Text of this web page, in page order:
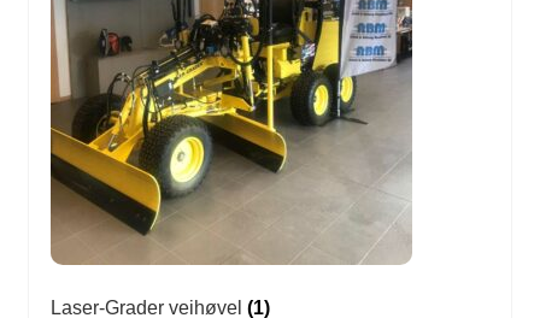
Laser-Grader veihøvel (1)